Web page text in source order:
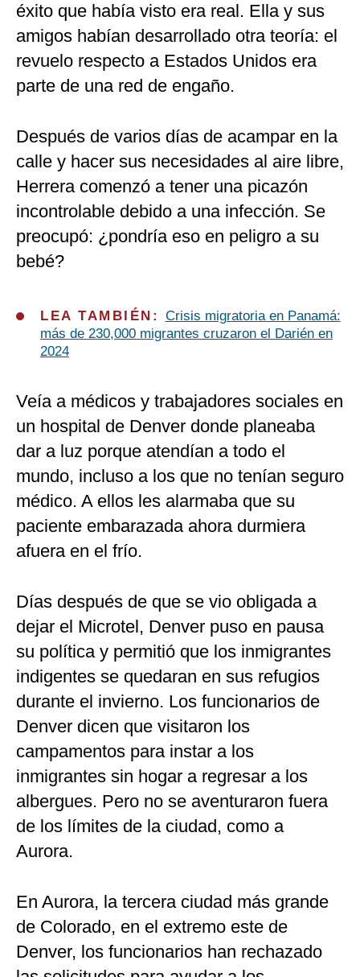
éxito que había visto era real. Ella y sus
amigos habían desarrollado otra teoría: el
revuelo respecto a Estados Unidos era
parte de una red de engaño.
Después de varios días de acampar en la
calle y hacer sus necesidades al aire libre,
Herrera comenzó a tener una picazón
incontrolable debido a una infección. Se
preocupó: ¿pondría eso en peligro a su
bebé?
LEA TAMBIÉN: Crisis migratoria en Panamá:
más de 230,000 migrantes cruzaron el Darién en
2024
Veía a médicos y trabajadores sociales en
un hospital de Denver donde planeaba
dar a luz porque atendían a todo el
mundo, incluso a los que no tenían seguro
médico. A ellos les alarmaba que su
paciente embarazada ahora durmiera
afuera en el frío.
Días después de que se vio obligada a
dejar el Microtel, Denver puso en pausa
su política y permitió que los inmigrantes
indigentes se quedaran en sus refugios
durante el invierno. Los funcionarios de
Denver dicen que visitaron los
campamentos para instar a los
inmigrantes sin hogar a regresar a los
albergues. Pero no se aventuraron fuera
de los límites de la ciudad, como a
Aurora.
En Aurora, la tercera ciudad más grande
de Colorado, en el extremo este de
Denver, los funcionarios han rechazado